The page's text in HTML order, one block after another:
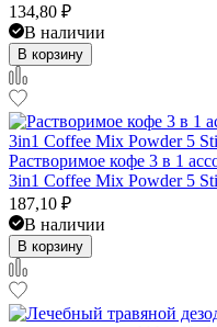
134,80 ₽
В наличии
В корзину
Растворимое кофе 3 в 1
3in1 Coffee Mix Powder 5
187,10 ₽
В наличии
В корзину